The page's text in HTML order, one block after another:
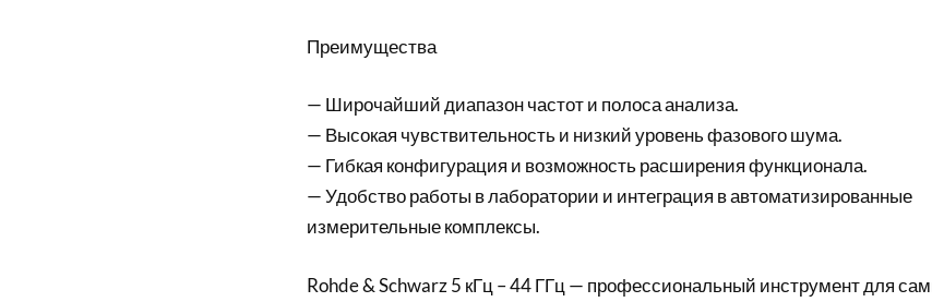
Преимущества
— Широчайший диапазон частот и полоса анализа.
— Высокая чувствительность и низкий уровень фазового шума.
— Гибкая конфигурация и возможность расширения функционала.
— Удобство работы в лаборатории и интеграция в автоматизированные
измерительные комплексы.
Rohde & Schwarz 5 кГц – 44 ГГц — профессиональный инструмент для